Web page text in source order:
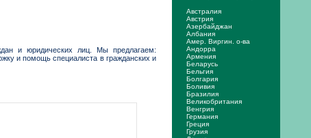
и юридических лиц. Мы предлагаем:
и помощь специалиста в гражданских и
Австралия
Австрия
Азербайджан
Албания
Амер. Виргин. о-ва
Андорра
Армения
Беларусь
Бельгия
Болгария
Боливия
Бразилия
Великобритания
Венгрия
Германия
Греция
Грузия